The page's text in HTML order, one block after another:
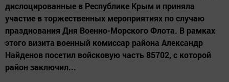
дислоцированные в Республике Крым и приняла
участие в торжественных мероприятиях по случаю
празднования Дня Военно-Морского Флота. В рамках
этого визита военный комиссар района Александр
Найденов посетил войсковую часть 85702, с которой
район заключил...